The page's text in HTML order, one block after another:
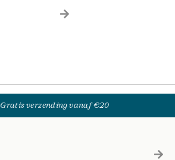
Gratis verzending vanaf €20